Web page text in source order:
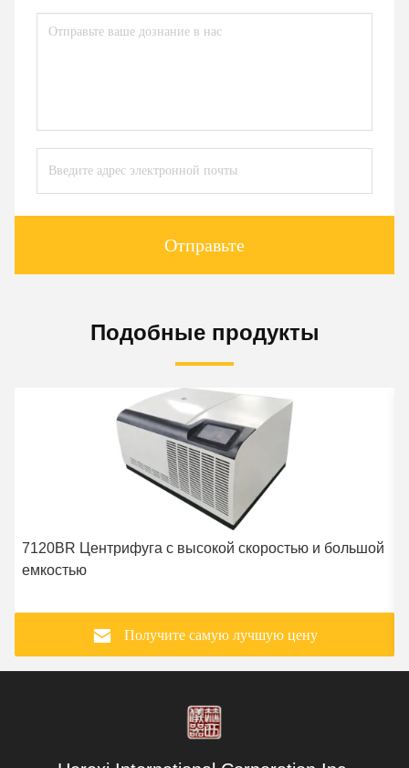
Отправьте
Подобные продукты
7120BR Центрифуга с высокой скоростью и большой
емкостью
Получите самую лучшую цену